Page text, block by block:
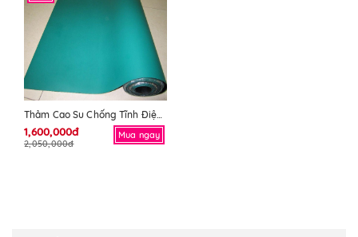
Thảm Cao Su Chống Tĩnh Điện 1m X10m X 2mm
1,600,000đ
2,050,000đ
Mua ngay